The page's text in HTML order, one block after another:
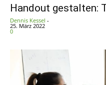
Handout gestalten:
Dennis Kessel -
25. März 2022
0